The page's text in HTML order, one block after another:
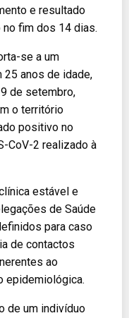
e resultado
fim dos 14 dias.
se a um
25 anos de idade,
de setembro,
o território
positivo no
CoV-2 realizado à
estável e
de Saúde
para caso
de contactos
ao
epidemiológica.
de um indivíduo